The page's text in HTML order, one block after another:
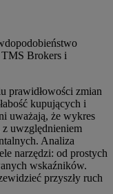
TMS Brokers i
prawidłowości zmian
kupujących i
uważają, że wykres
uwzględnieniem
Analiza
narzędzi: od prostych
wskaźników.
przyszły ruch